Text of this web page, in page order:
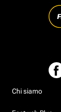
Chi siamo